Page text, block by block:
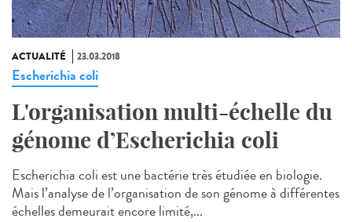
ACTUALITÉ 23.03.2018
Escherichia coli
L'organisation multi-échelle du
génome d’Escherichia coli
Escherichia coli est une bactérie très étudiée en biologie.
Mais l’analyse de l’organisation de son génome à différentes
échelles demeurait encore limité,...